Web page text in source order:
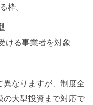
枠。
ける事業者を対象
なりますが、制度全
の大型投資まで対応で